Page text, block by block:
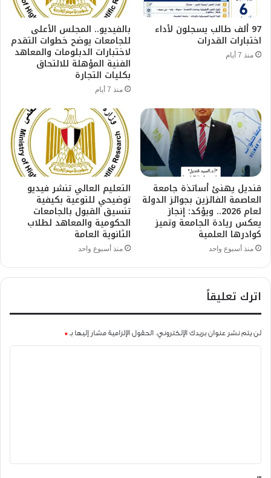
97 ألف طالب يسجلون لأداء
اختبارات القدرات
منذ 7 أيام
بالفيديو.. المجلس الأعلى
للجامعات يوضح خطوات التقدم
لاختبارات الدبلومات والمعاهد
الفنية المؤهلة للالتحاق
بكليات التجارة
منذ 7 أيام
قنديل يهنئ أساتذة جامعة
العاصمة الفائزين بجوائز الدولة
لعام 2026.. ويؤكد: إنجاز
يعكس ريادة الجامعة وتميز
كوادرها العلمية
منذ أسبوع واحد
التعليم العالي تنشر فيديو
توضيحي للتوعية بكيفية
تنسيق القبول بالجامعات
الحكومية والمعاهد لطلاب
الثانوية العامة
منذ أسبوع واحد
اترك تعليقاً
لن يتم نشر عنوان بريدك الإلكتروني. الحقول الإلزامية مشار إليها بـ*
ق